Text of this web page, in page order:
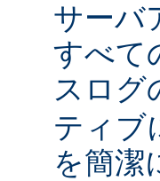
サーバ
すべて
スログ
ティブ
を簡潔